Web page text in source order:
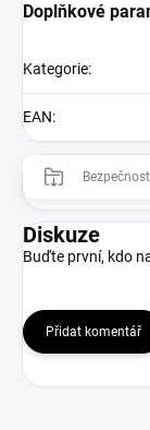
Doplňkové
Kategorie:
EAN:
Diskuze
Buďte první, kdo
Přidat komentář